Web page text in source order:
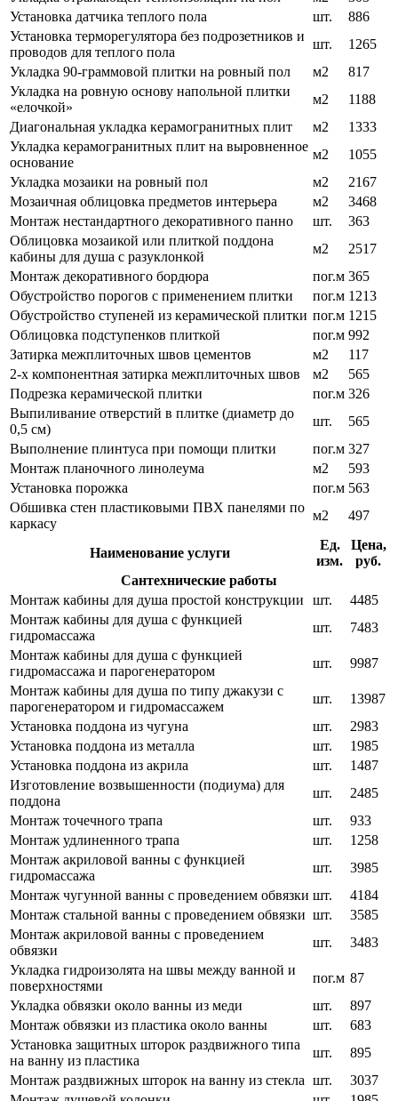
Установка датчика теплого пола
шт.
886
Установка терморегулятора без подрозетников и
проводов для теплого пола
шт.
1265
Укладка 90-граммовой плитки на ровный пол
м2
817
Укладка на ровную основу напольной плитки
«елочкой»
м2
1188
Диагональная укладка керамогранитных плит
м2
1333
Укладка керамогранитных плит на выровненное
основание
м2
1055
Укладка мозаики на ровный пол
м2
2167
Мозаичная облицовка предметов интерьера
м2
3468
Монтаж нестандартного декоративного панно
шт.
363
Облицовка мозаикой или плиткой поддона
кабины для душа с разуклонкой
м2
2517
Монтаж декоративного бордюра
пог.м 365
Обустройство порогов с применением плитки
пог.м 1213
Обустройство ступеней из керамической плитки пог.м 1215
Облицовка подступенков плиткой
пог.м 992
Затирка межплиточных швов цементов
м2
117
2-х компонентная затирка межплиточных швов
м2
565
Подрезка керамической плитки
пог.м 326
Выпиливание отверстий в плитке (диаметр до
0,5 см)
шт.
565
Выполнение плинтуса при помощи плитки
пог.м 327
Монтаж планочного линолеума
м2
593
Установка порожка
пог.м 563
Обшивка стен пластиковыми ПВХ панелями по
каркасу
м2 497
Наименование услуги
Ед.
изм.
Цена,
руб.
Сантехнические работы
Монтаж кабины для душа простой конструкции
шт.
4485
Монтаж кабины для душа с функцией
гидромассажа
шт.
7483
Монтаж кабины для душа с функцией
гидромассажа и парогенератором
шт.
9987
Монтаж кабины для душа по типу джакузи с
парогенератором и гидромассажем
шт.
13987
Установка поддона из чугуна
шт.
2983
Установка поддона из металла
шт.
1985
Установка поддона из акрила
шт.
1487
Изготовление возвышенности (подиума) для
поддона
шт.
2485
Монтаж точечного трапа
шт.
933
Монтаж удлиненного трапа
шт.
1258
Монтаж акриловой ванны с функцией
гидромассажа
шт.
3985
Монтаж чугунной ванны с проведением обвязки шт.
4184
Монтаж стальной ванны с проведением обвязки шт.
3585
Монтаж акриловой ванны с проведением
обвязки
шт.
3483
Укладка гидроизолята на швы между ванной и
поверхностями
пог.м 87
Укладка обвязки около ванны из меди
шт.
897
Монтаж обвязки из пластика около ванны
шт.
683
Установка защитных шторок раздвижного типа
на ванну из пластика
шт.
895
Монтаж раздвижных шторок на ванну из стекла шт.
3037